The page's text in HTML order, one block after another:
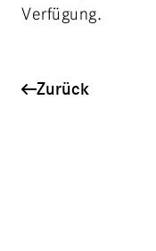
Verfügung.
Zurück